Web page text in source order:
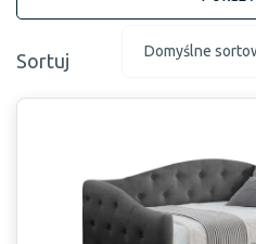
Sortuj